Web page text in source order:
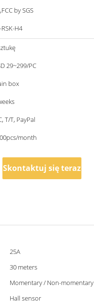
by SGS
RSK-H4
29~299/PC
box
T/T, PayPal
month
Skontaktuj się teraz
25A
30 meters
Momentary / Non-momentary
Hall sensor